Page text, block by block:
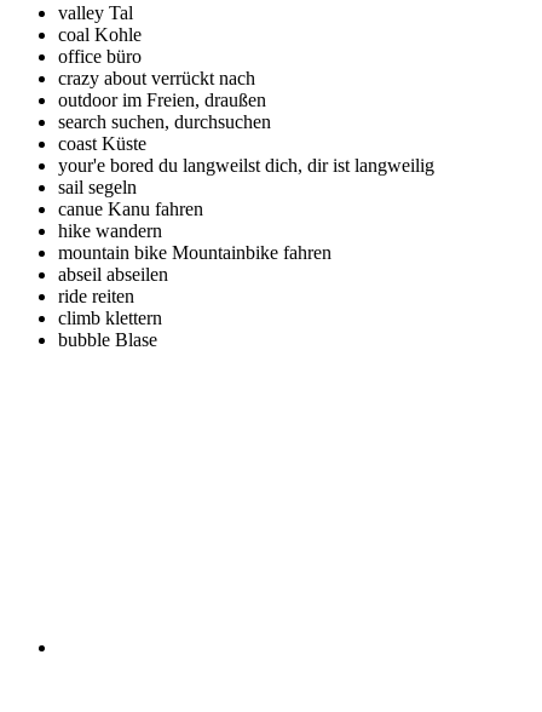
valley Tal
coal Kohle
office büro
crazy about verrückt nach
outdoorim Freien, draußen
search suchen, durchsuchen
coast Küste
your'e bored du langweilst dich, dir ist langweilig
sail segeln
canue Kanu fahren
hike wandern
mountain bike Mountainbike fahren
abseil abseilen
ride reiten
climb klettern
bubble Blase